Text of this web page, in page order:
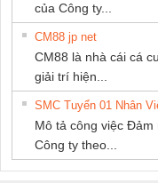
của Công ty...
CM88 jp net
CM88 là nhà cái cá
giải trí hiện...
SMC Tuyển 01 Nhân
Mô tả công việc Đảm
Công ty theo...